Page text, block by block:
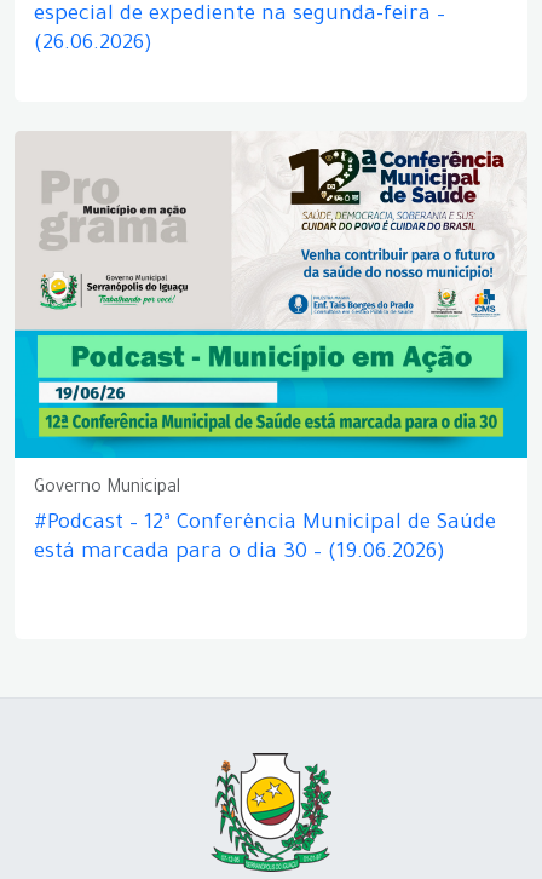
especial de expediente na segunda-feira –
(26.06.2026)
Governo Municipal
#Podcast – 12ª Conferência Municipal de Saúde
está marcada para o dia 30 – (19.06.2026)